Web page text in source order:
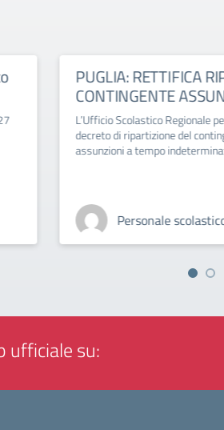
PUGLIA: RETTIFICA
CONTINGENTE
L’Ufficio Scolastico Regionale
decreto di ripartizione del
assunzioni a tempo
Personale
ufficiale su: